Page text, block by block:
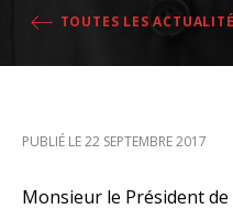
TOUTES LES
PUBLIÉ LE 22 SEPTEMBRE 2017
Monsieur le Président de